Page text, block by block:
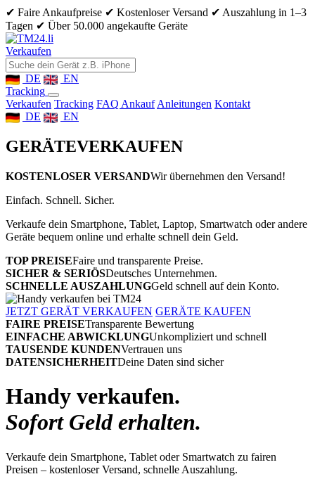
✔ Faire Ankaufpreise ✔ Kostenloser Versand ✔ Auszahlung in 1–3
Tagen ✔ Über 50.000 angekaufte Geräte
Verkaufen
DE
EN
Tracking
Verkaufen Tracking FAQ Ankauf Anleitungen Kontakt
DE
EN
GERÄTEVERKAUFEN
KOSTENLOSER VERSANDWir übernehmen den Versand!
Einfach. Schnell. Sicher.
Verkaufe dein Smartphone, Tablet, Laptop, Smartwatch oder andere
Geräte bequem online und erhalte schnell dein Geld.
TOP PREISEFaire und transparente Preise.
SICHER & SERIÖSDeutsches Unternehmen.
SCHNELLE AUSZAHLUNGGeld schnell auf dein Konto.
JETZT GERÄT VERKAUFEN GERÄTE KAUFEN
FAIRE PREISETransparente Bewertung
EINFACHE ABWICKLUNGUnkompliziert und schnell
TAUSENDE KUNDENVertrauen uns
DATENSICHERHEITDeine Daten sind sicher
Handy verkaufen.
Sofort Geld erhalten.
Verkaufe dein Smartphone, Tablet oder Smartwatch zu fairen
Preisen – kostenloser Versand, schnelle Auszahlung.